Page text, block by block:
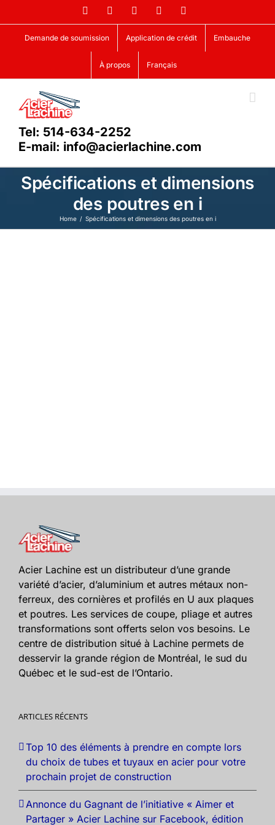
to
content
FacebookLinkedIn YouTube
Demande de soumission Application de crédit Embauche
À propos Français
Tel: 514-634-2252
E-mail: info@acierlachine.com
Spécifications et dimensions
des poutres en i
Home Spécifications et dimensions des poutres en i
Acier Lachine est un distributeur d’une grande
variété d’acier, d’aluminium et autres métaux non-
ferreux, des cornières et profilés en U aux plaques
et poutres. Les services de coupe, pliage et autres
transformations sont offerts selon vos besoins. Le
centre de distribution situé à Lachine permets de
desservir la grande région de Montréal, le sud du
Québec et le sud-est de l’Ontario.
ARTICLES RÉCENTS
Top 10 des éléments à prendre en compte lors
du choix de tubes et tuyaux en acier pour votre
prochain projet de construction
Annonce du Gagnant de l’initiative « Aimer et
Partager » Acier Lachine sur Facebook, édition